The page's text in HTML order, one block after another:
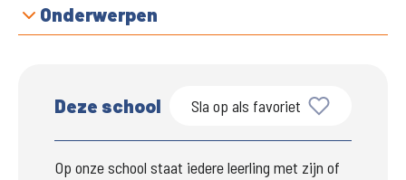
Onderwerpen
Deze school Sla op als favoriet
Op onze school staat iedere leerling met zijn of